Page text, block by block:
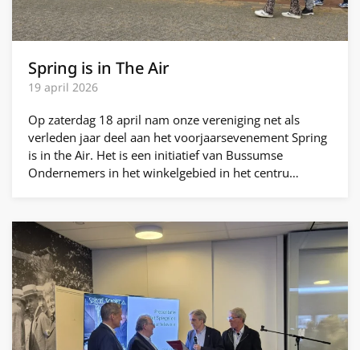
Spring is in The Air
19 april 2026
Op zaterdag 18 april nam onze vereniging net als
verleden jaar deel aan het voorjaarsevenement Spring
is in the Air. Het is een initiatief van Bussumse
Ondernemers in het winkelgebied in het centru…